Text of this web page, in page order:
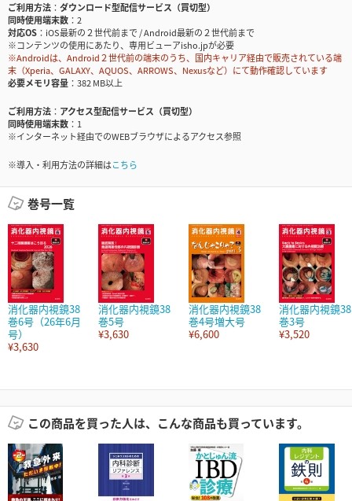
ご利用方法
ダウンロード型配信サービス（買切型）
同時使用端末数
2
対応OS
iOS最新の２世代前まで / Android最新の２世代前まで
※コンテンツの使用にあたり、専用ビューアisho.jpが必要
※Androidは、Android２世代前の端末のうち、国内キャリア経由で販売されている端
末（Xperia、GALAXY、AQUOS、ARROWS、Nexusなど）にて動作確認しています
必要メモリ容量
382 MB以上
ご利用方法
アクセス型配信サービス（買切型）
同時使用端末数
1
※インターネット経由でのWEBブラウザによるアクセス参照
※導入・利用方法の詳細はこちら
巻号一覧
消化器内視鏡38
巻6号（26年6月
号）
¥3,630
消化器内視鏡38
巻5号
¥3,630
消化器内視鏡38
巻4号増大号
¥6,600
消化器内視鏡38
巻3号
¥3,520
この商品を買った人は、こんな商品も買っています。